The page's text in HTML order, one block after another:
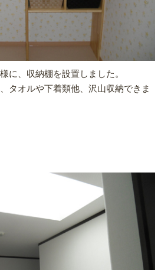
に、収納棚を設置しました。
タオルや下着類他、沢山収納できま